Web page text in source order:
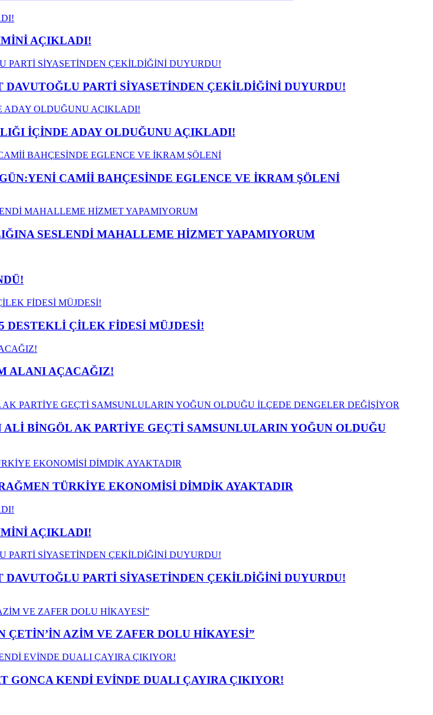
AÇIKLADI!
PARTİ SİYASETİNDEN ÇEKİLDİĞİNİ DUYURDU!
İÇİNDE ADAY OLDUĞUNU AÇIKLADI!
CAMİİ BAHÇESİNDE EGLENCE VE İKRAM ŞÖLENİ
SESLENDİ MAHALLEME HİZMET YAPAMIYORUM
DESTEKLİ ÇİLEK FİDESİ MÜJDESİ!
ALANI AÇACAĞIZ!
BİNGÖL AK PARTİYE GEÇTİ SAMSUNLULARIN YOĞUN OLDUĞU
TÜRKİYE EKONOMİSİ DİMDİK AYAKTADIR
AÇIKLADI!
PARTİ SİYASETİNDEN ÇEKİLDİĞİNİ DUYURDU!
ÇETİN’İN AZİM VE ZAFER DOLU HİKAYESİ”
GONCA KENDİ EVİNDE DUALI ÇAYIRA ÇIKIYOR!